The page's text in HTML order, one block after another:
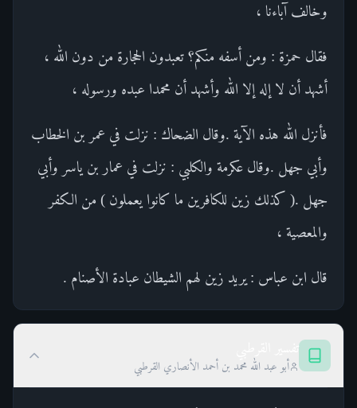
وخالف آباءنا ،
فقال حمزة : ومن أسفه منكم؟ تعبدون الحجارة من دون الله ،
أشهد أن لا إله إلا الله وأشهد أن محمدا عبده ورسوله ،
فأنزل الله هذه الآية .وقال الضحاك : نزلت في عمر بن الخطاب
وأبي جهل .وقال عكرمة والكلبي : نزلت في عمار بن ياسر وأبي
جهل .( كذلك زين للكافرين ما كانوا يعملون ) من الكفر
والمعصية ،
قال ابن عباس : يريد زين لهم الشيطان عبادة الأصنام .
أبو عبد الله محمد بن أحمد الأنصاري القرطبي